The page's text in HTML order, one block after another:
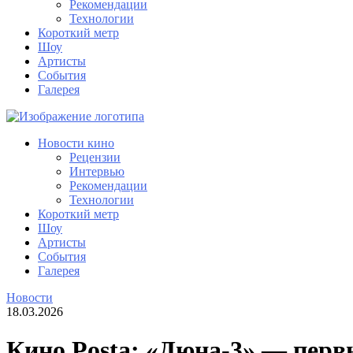
Рекомендации
Технологии
Короткий метр
Шоу
Артисты
События
Галерея
Новости кино
Рецензии
Интервью
Рекомендации
Технологии
Короткий метр
Шоу
Артисты
События
Галерея
Новости
18.03.2026